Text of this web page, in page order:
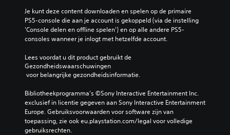
Je kunt deze content downloaden en spelen op de primaire
PS5-console die aan je account is gekoppeld (via de instelling
'Console delen en offline spelen') en op alle andere PS5-
consoles wanneer je inlogt met hetzelfde account.
Lees voordat u dit product gebruikt de
Gezondheidswaarschuwingen
voor belangrijke gezondheidsinformatie.
Bibliotheekprogramma's ©Sony Interactive Entertainment Inc.
exclusief in licentie gegeven aan Sony Interactive Entertainment
Europe. Gebruiksvoorwaarden voor software zijn van
toepassing, zie ook eu.playstation.com/legal voor volledige
gebruiksrechten.